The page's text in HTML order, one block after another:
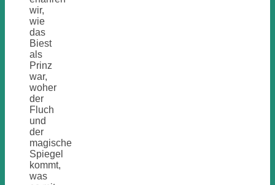
wir,
wie
das
Biest
als
Prinz
war,
woher
der
Fluch
und
der
magische
Spiegel
kommt,
was